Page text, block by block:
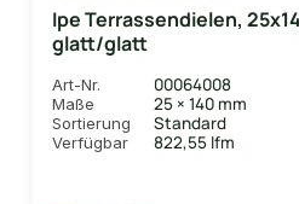
Ipe Terrassendielen,
glatt/glatt
Art-Nr. 00064008
Maße 25 × 140 mm
Sortierung Standard
Verfügbar 822,55 lfm